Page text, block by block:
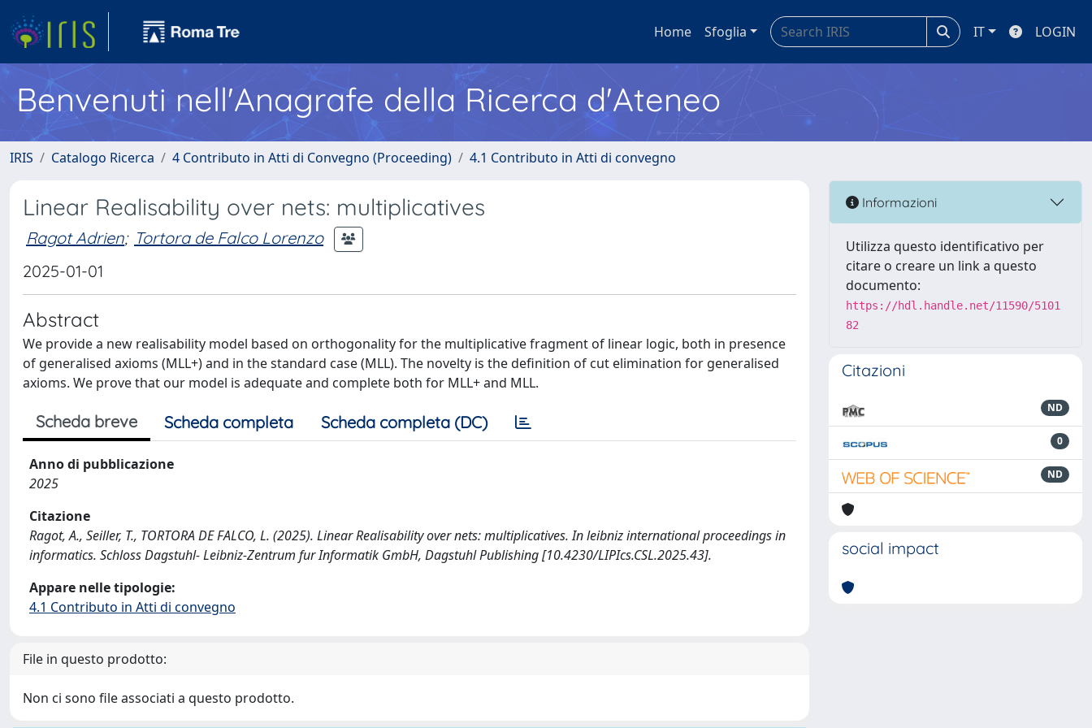
Home Sfoglia IT LOGIN
Benvenuti nell'Anagrafe della Ricerca d'Ateneo
IRIS Catalogo Ricerca 4 Contributo in Atti di Convegno (Proceeding) 4.1 Contributo in Atti di convegno
Linear Realisability over nets: multiplicatives
Ragot Adrien; Tortora de Falco Lorenzo
2025-01-01
Abstract
We provide a new realisability model based on orthogonality for the multiplicative fragment of linear logic, both in presence
of generalised axioms (MLL+) and in the standard case (MLL). The novelty is the definition of cut elimination for generalised
axioms. We prove that our model is adequate and complete both for MLL+ and MLL.
Scheda breve Scheda completa Scheda completa (DC)
Anno di pubblicazione
2025
Citazione
Ragot, A., Seiller, T., TORTORA DE FALCO, L. (2025). Linear Realisability over nets: multiplicatives. In leibniz international proceedings in
informatics. Schloss Dagstuhl- Leibniz-Zentrum fur Informatik GmbH, Dagstuhl Publishing [10.4230/LIPIcs.CSL.2025.43].
Appare nelle tipologie:
4.1 Contributo in Atti di convegno
File in questo prodotto:
Non ci sono file associati a questo prodotto.
Informazioni
Utilizza questo identificativo per
citare o creare un link a questo
documento:
https://hdl.handle.net/11590/5101
82
Citazioni
ND
0
ND
social impact